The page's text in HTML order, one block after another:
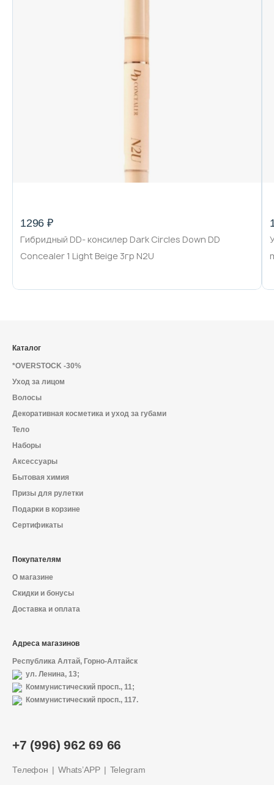
1296 ₽
Гибридный DD- консилер Dark Circles Down DD
Concealer 1 Light Beige 3гр N2U
+7 (996) 962 69 66
Телефон Whats’APP Telegram
Каталог
*OVERSTOCK -30%
Уход за лицом
Волосы
Декоративная косметика и уход за губами
Тело
Наборы
Аксессуары
Бытовая химия
Призы для рулетки
Подарки в корзине
Сертификаты
Покупателям
О магазине
Скидки и бонусы
Доставка и оплата
Адреса магазинов
Республика Алтай, Горно-Алтайск
ул. Ленина, 13;
Коммунистический просп., 11;
Коммунистический просп., 117.